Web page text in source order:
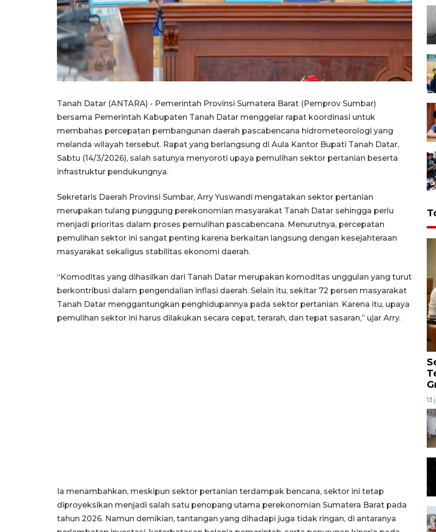
Tanah Datar (ANTARA) - Pemerintah Provinsi Sumatera Barat (Pemprov Sumbar)
bersama Pemerintah Kabupaten Tanah Datar menggelar rapat koordinasi untuk
membahas percepatan pembangunan daerah pascabencana hidrometeorologi yang
melanda wilayah tersebut. Rapat yang berlangsung di Aula Kantor Bupati Tanah Datar,
Sabtu (14/3/2026), salah satunya menyoroti upaya pemulihan sektor pertanian beserta
infrastruktur pendukungnya.
Sekretaris Daerah Provinsi Sumbar, Arry Yuswandi mengatakan sektor pertanian
merupakan tulang punggung perekonomian masyarakat Tanah Datar sehingga perlu
menjadi prioritas dalam proses pemulihan pascabencana. Menurutnya, percepatan
pemulihan sektor ini sangat penting karena berkaitan langsung dengan kesejahteraan
masyarakat sekaligus stabilitas ekonomi daerah.
“Komoditas yang dihasilkan dari Tanah Datar merupakan komoditas unggulan yang turut
berkontribusi dalam pengendalian inflasi daerah. Selain itu, sekitar 72 persen masyarakat
Tanah Datar menggantungkan penghidupannya pada sektor pertanian. Karena itu, upaya
pemulihan sektor ini harus dilakukan secara cepat, terarah, dan tepat sasaran,” ujar Arry.
Ia menambahkan, meskipun sektor pertanian terdampak bencana, sektor ini tetap
diproyeksikan menjadi salah satu penopang utama perekonomian Sumatera Barat pada
tahun 2026. Namun demikian, tantangan yang dihadapi juga tidak ringan, di antaranya
13